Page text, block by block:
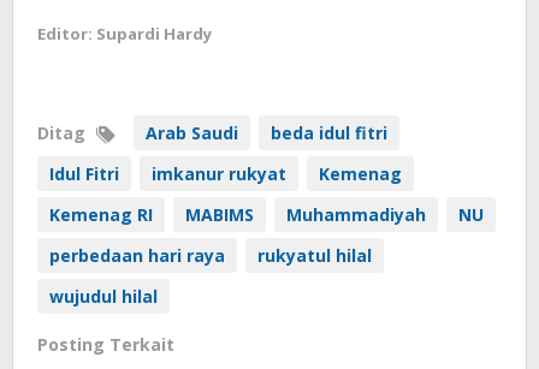
Editor: Supardi Hardy
Ditag Arab Saudi
beda idul fitri
Idul Fitri
imkanur rukyat
Kemenag
Kemenag RI
MABIMS Muhammadiyah
NU
perbedaan hari raya
rukyatul hilal
wujudul hilal
Posting Terkait